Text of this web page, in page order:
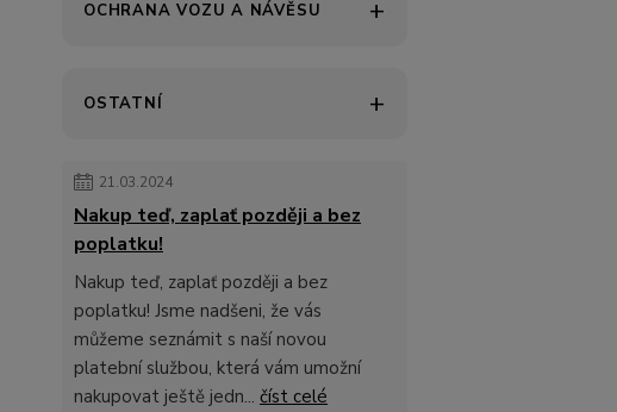
OCHRANA VOZU A NÁVĚSU
OSTATNÍ
21.03.2024
Nakup teď, zaplať později a bez
poplatku!
Nakup teď, zaplať později a bez
poplatku! Jsme nadšeni, že vás
můžeme seznámit s naší novou
platební službou, která vám umožní
nakupovat ještě jedn... číst celé